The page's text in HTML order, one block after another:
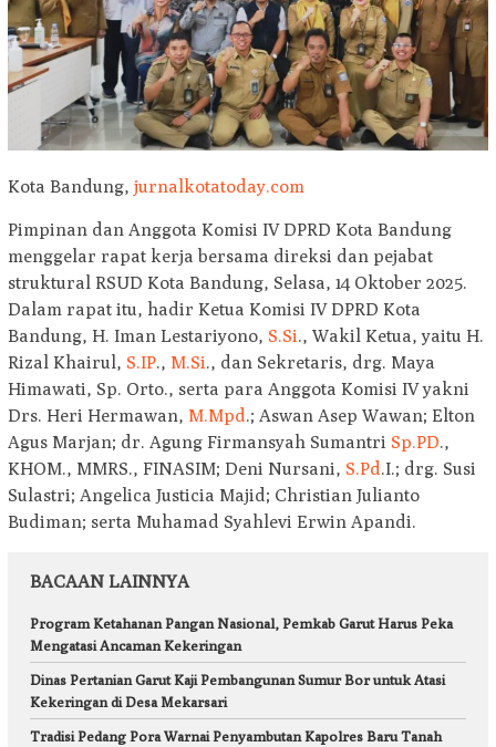
Kota Bandung, jurnalkotatoday.com
Pimpinan dan Anggota Komisi IV DPRD Kota Bandung
menggelar rapat kerja bersama direksi dan pejabat
struktural RSUD Kota Bandung, Selasa, 14 Oktober 2025.
Dalam rapat itu, hadir Ketua Komisi IV DPRD Kota
Bandung, H. Iman Lestariyono, S.Si., Wakil Ketua, yaitu H.
Rizal Khairul, S.IP., M.Si., dan Sekretaris, drg. Maya
Himawati, Sp. Orto., serta para Anggota Komisi IV yakni
Drs. Heri Hermawan, M.Mpd.; Aswan Asep Wawan; Elton
Agus Marjan; dr. Agung Firmansyah Sumantri Sp.PD.,
KHOM., MMRS., FINASIM; Deni Nursani, S.Pd.I.; drg. Susi
Sulastri; Angelica Justicia Majid; Christian Julianto
Budiman; serta Muhamad Syahlevi Erwin Apandi.
BACAAN LAINNYA
Program Ketahanan Pangan Nasional, Pemkab Garut Harus Peka
Mengatasi Ancaman Kekeringan
Dinas Pertanian Garut Kaji Pembangunan Sumur Bor untuk Atasi
Kekeringan di Desa Mekarsari
Tradisi Pedang Pora Warnai Penyambutan Kapolres Baru Tanah